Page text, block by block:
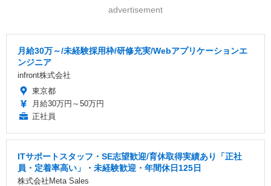
advertisement
月給30万～/未経験採用枠/研修充実/Webアプリケーションエ
ンジニア
infront株式会社
東京都
月給30万円～50万円
正社員
ITサポートスタッフ・SE志望歓迎/育休取得実績あり「正社
員・定着率高い」・未経験歓迎・年間休日125日
株式会社Meta Sales